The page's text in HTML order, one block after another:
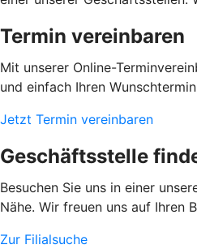
Termin vereinbaren
Mit unserer Online-
und einfach Ihren
Jetzt Termin vereinbaren
Geschäftsstelle
Besuchen Sie uns in einer
Nähe. Wir freuen uns auf Ihren
Zur Filialsuche